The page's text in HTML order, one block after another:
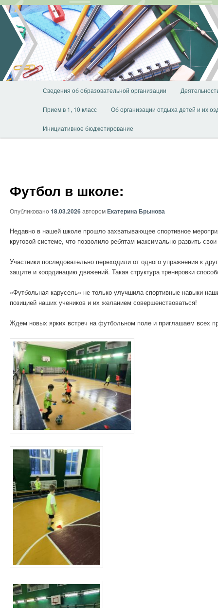
Перейти
основному
содержимому
Сведения об образовательной организации
Прием в 1, 10 класс Об организации отдыха детей и их
Инициативное бюджетирование
Футбол в школе:
Опубликовано 18.03.2026авторомЕкатерина Брынова
Недавно в нашей школе прошло захватывающее спортивное
круговой системе, что позволило ребятам максимально развить
Участники последовательно переходили от одного упражнения к
защите и координацию движений. Такая структура тренировки
«Футбольная карусель» не только улучшила спортивные навыки
позицией наших учеников и их желанием совершенствоваться!
Ждем новых ярких встреч на футбольном поле и приглашаем всех